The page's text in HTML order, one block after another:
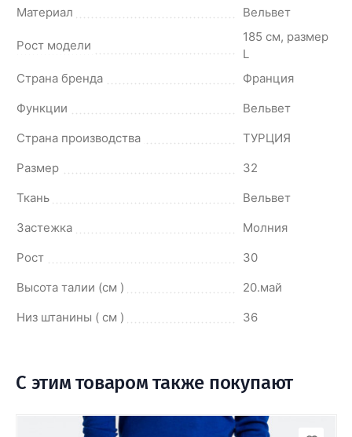
Материал Вельвет
Рост модели
185 см, размер
L
Страна бренда
Франция
Функции
Вельвет
Страна производства
ТУРЦИЯ
Размер
32
Ткань
Вельвет
Застежка
Молния
Рост
30
Высота талии (см )
20.май
Низ штанины ( см )
36
С этим товаром также покупают